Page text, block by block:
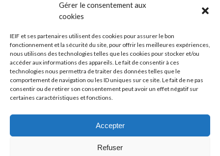
Gérer le consentement aux
cookies
IEIF et ses partenaires utilisent des cookies pour assurer le bon
fonctionnement et la sécurité du site, pour offrir les meilleures expériences,
nous utilisons des technologies telles que les cookies pour stocker et/ou
accéder aux informations des appareils. Le fait de consentir à ces
technologies nous permettra de traiter des données telles que le
comportement de navigation ou les ID uniques sur ce site. Le fait de ne pas
consentir ou de retirer son consentement peut avoir un effet négatif sur
certaines caractéristiques et fonctions.
Accepter
Refuser
Prénom*
E-mail*